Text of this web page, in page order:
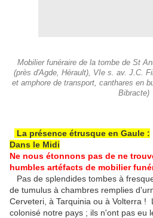
Mobilier funéraire de la tombe de St
(près d'Agde, Hérault), VIe s. av. J.C.
et amphore de transport, canthares en
Bibracte)
La présence étrusque en Gaule :
Dans le Midi
Ne nous étonnons pas de ne
humbles artéfacts de mobilier
Pas de splendides tombes à
de tumulus à chambres remplies
Cerveteri, à Tarquinia ou à Volterra !
colonisé notre pays ; ils n'ont pas eu